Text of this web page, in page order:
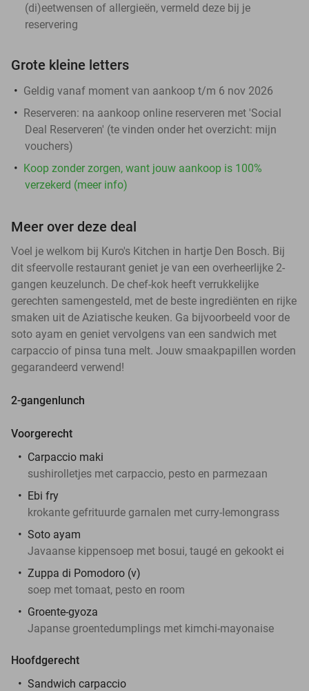
(di)eetwensen of allergieën, vermeld deze bij je
reservering
Grote kleine letters
Geldig vanaf moment van aankoop t/m 6 nov 2026
Reserveren: na aankoop online reserveren met 'Social
Deal Reserveren' (te vinden onder het overzicht: mijn
vouchers)
Koop zonder zorgen, want jouw aankoop is 100%
verzekerd (meer info)
Meer over deze deal
Voel je welkom bij Kuro's Kitchen in hartje Den Bosch. Bij
dit sfeervolle restaurant geniet je van een overheerlijke 2-
gangen keuzelunch. De chef-kok heeft verrukkelijke
gerechten samengesteld, met de beste ingrediënten en rijke
smaken uit de Aziatische keuken. Ga bijvoorbeeld voor de
soto ayam en geniet vervolgens van een sandwich met
carpaccio of pinsa tuna melt. Jouw smaakpapillen worden
gegarandeerd verwend!
2-gangenlunch
Voorgerecht
Carpaccio maki
sushirolletjes met carpaccio, pesto en parmezaan
Ebi fry
krokante gefrituurde garnalen met curry-lemongrass
Soto ayam
Javaanse kippensoep met bosui, taugé en gekookt ei
Zuppa di Pomodoro (v)
soep met tomaat, pesto en room
Groente-gyoza
Japanse groentedumplings met kimchi-mayonaise
Hoofdgerecht
Sandwich carpaccio